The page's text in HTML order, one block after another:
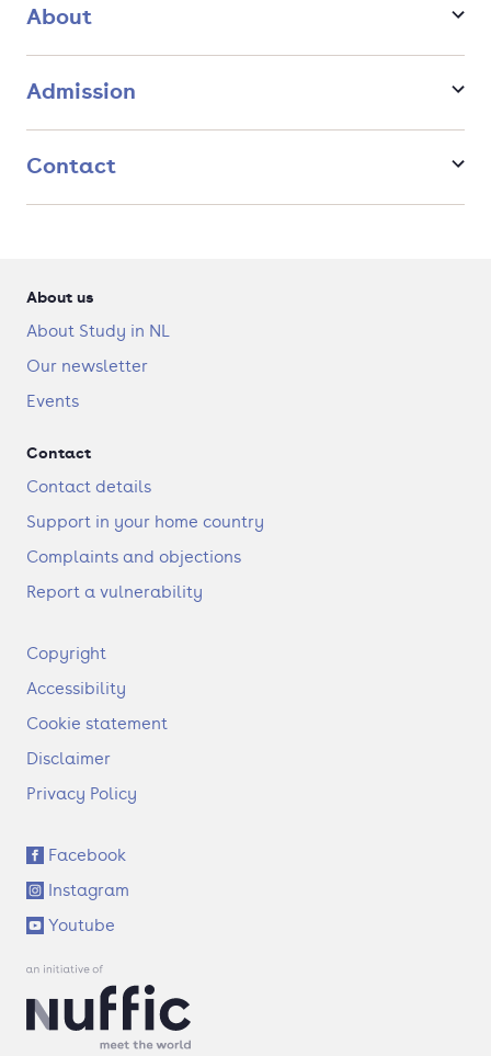
strategisch denken en dit programma bereidt studenten voor
About
Admission
Contact
About us
About Study in NL
Our newsletter
Events
Contact
Contact details
Support in your home country
Complaints and objections
Report a vulnerability
F
o
t
r
Copyright
Accessibility
Cookie statement
Disclaimer
Privacy Policy
S
o
c
i
a
l
n
Facebook
Instagram
Youtube